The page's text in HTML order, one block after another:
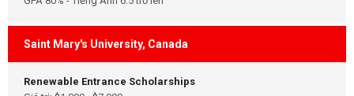
Saint Mary's University, Canada
Renewable Entrance Scholarships